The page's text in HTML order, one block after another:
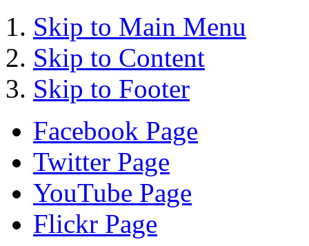
Skip to Main Menu
Skip to Content
Skip to Footer
Facebook Page
Twitter Page
YouTube Page
Flickr Page